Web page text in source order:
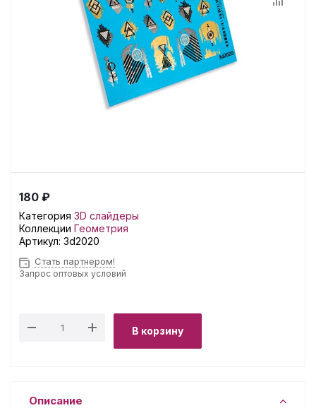
180 ₽
Категория 3D слайдеры
Коллекции Геометрия
Артикул: 3d2020
Стать партнером!
Запрос оптовых условий
В корзину
Описание